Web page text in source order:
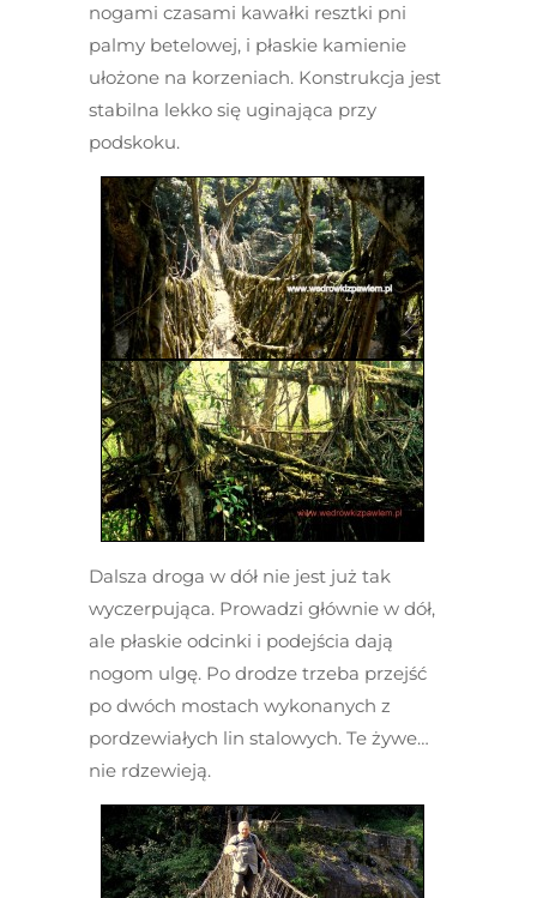
nogami czasami kawałki resztki pni
palmy betelowej, i płaskie kamienie
ułożone na korzeniach. Konstrukcja jest
stabilna lekko się uginająca przy
podskoku.
Dalsza droga w dół nie jest już tak
wyczerpująca. Prowadzi głównie w dół,
ale płaskie odcinki i podejścia dają
nogom ulgę. Po drodze trzeba przejść
po dwóch mostach wykonanych z
pordzewiałych lin stalowych. Te żywe…
nie rdzewieją.